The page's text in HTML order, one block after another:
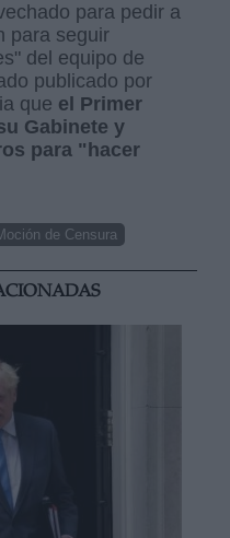
para pedir a
para seguir
del equipo de
publicado por
que el Primer
Gabinete y
para "hacer
de Censura